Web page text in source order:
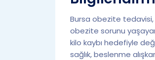
Bursa obezite
obezite sorunu
kilo kaybı hedefiyle
sağlık, beslenme